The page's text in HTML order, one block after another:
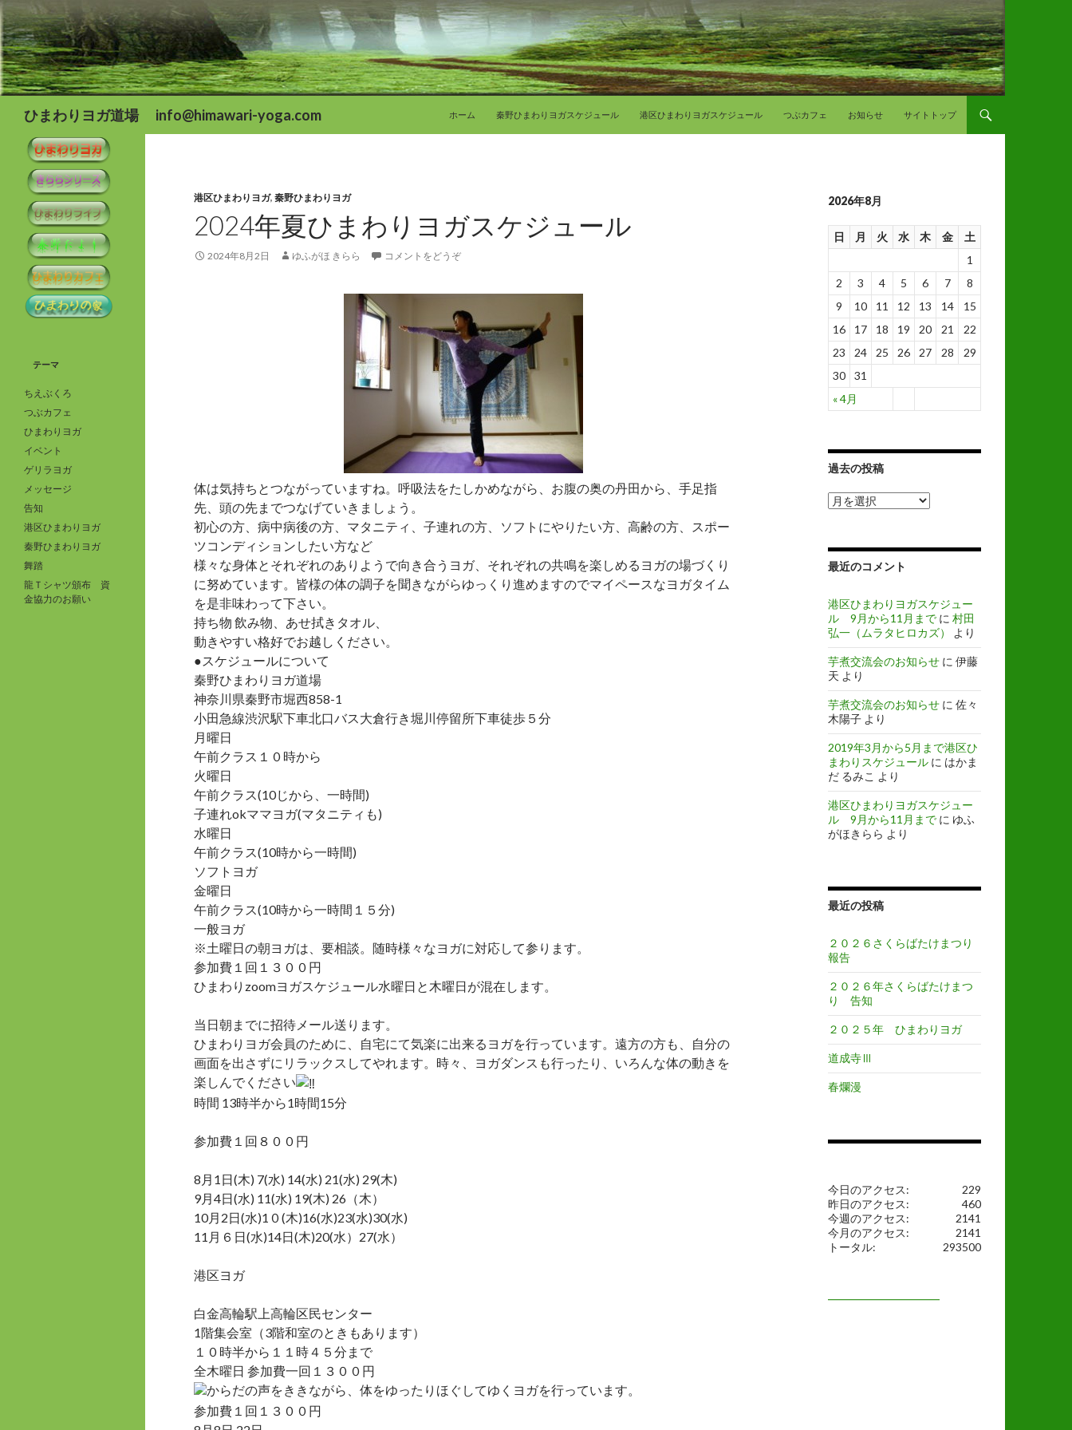
ひまわりヨガ道場 info@himawari-yoga.com
ホーム
秦野ひまわりヨガスケジュール 港区ひまわりヨガスケジュール つぶカフェ お知らせ サイトトップ
港区ひまわりヨガ, 秦野ひまわりヨガ
2024年夏ひまわりヨガスケジュール
2024年8月2日 ゆふがほ きらら コメントをどうぞ
体は気持ちとつながっていますね。呼吸法をたしかめながら、お腹の奥の丹田から、手足指
先、頭の先までつなげていきましょう。
初心の方、病中病後の方、マタニティ、子連れの方、ソフトにやりたい方、高齢の方、スポー
ツコンディションしたい方など
様々な身体とそれぞれのありようで向き合うヨガ、それぞれの共鳴を楽しめるヨガの場づくり
に努めています。皆様の体の調子を聞きながらゆっくり進めますのでマイペースなヨガタイム
を是非味わって下さい。
持ち物 飲み物、あせ拭きタオル、
動きやすい格好でお越しください。
●スケジュールについて
秦野ひまわりヨガ道場
神奈川県秦野市堀西858-1
小田急線渋沢駅下車北口バス大倉行き堀川停留所下車徒歩５分
月曜日
午前クラス１０時から
火曜日
午前クラス(10じから、一時間)
子連れokママヨガ(マタニティも)
水曜日
午前クラス(10時から一時間)
ソフトヨガ
金曜日
午前クラス(10時から一時間１５分)
一般ヨガ
※土曜日の朝ヨガは、要相談。随時様々なヨガに対応して参ります。
参加費１回１３００円
ひまわりzoomヨガスケジュール水曜日と木曜日が混在します。
当日朝までに招待メール送ります。
ひまわりヨガ会員のために、自宅にて気楽に出来るヨガを行っています。遠方の方も、自分の
画面を出さずにリラックスしてやれます。時々、ヨガダンスも行ったり、いろんな体の動きを
楽しんでください
時間 13時半から1時間15分
参加費１回８００円
8月1日(木) 7(水) 14(水) 21(水) 29(木)
9月4日(水) 11(水) 19(木) 26（木）
10月2日(水)1０(木)16(水)23(水)30(水)
11月６日(水)14日(木)20(水）27(水）
港区ヨガ
白金高輪駅上高輪区民センター
1階集会室（3階和室のときもあります）
１０時半から１１時４５分まで
全木曜日 参加費一回１３００円
からだの声をききながら、体をゆったりほぐしてゆくヨガを行っています。
参加費１回１３００円
2026年8月
日 月 火 水 木 金 土
« 4月
1
2
3 4 5 6 7
8
9
10 11 12 13 14
15
16
17 18 19 20 21
22
23
24 25 26 27 28
29
30
31
過去の投稿
過
去
最近のコメント
港区ひまわりヨガスケジュー
ル 9月から11月まで に 村田
弘一（ムラタヒロカズ）
より
芋煮交流会のお知らせ に 伊藤
天 より
芋煮交流会のお知らせ に 佐々
木陽子 より
2019年3月から5月まで港区ひ
まわりスケジュール に はかま
だ るみこ より
港区ひまわりヨガスケジュー
ル 9月から11月まで に ゆふ
がほきらら より
最近の投稿
２０２６さくらばたけまつり
報告
２０２６年さくらばたけまつ
り 告知
２０２５年 ひまわりヨガ
道成寺Ⅲ
春爛漫
229
今日のアクセス:
460
昨日のアクセス:
2141
今週のアクセス:
2141
今月のアクセス:
293500
トータル:
━━━━━━━━━━
テーマ
ちえぶくろ
つぶカフェ
ひまわりヨガ
イベント
ゲリラヨガ
メッセージ
告知
港区ひまわりヨガ
秦野ひまわりヨガ
舞踏
龍Ｔシャツ頒布 資
金協力のお願い